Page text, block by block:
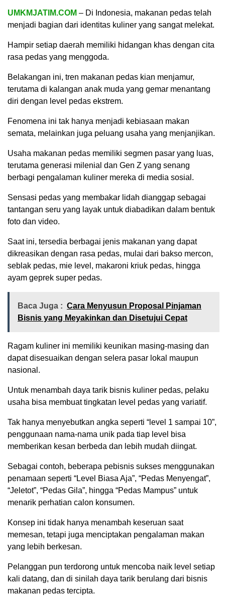
UMKMJATIM.COM – Di Indonesia, makanan pedas telah
menjadi bagian dari identitas kuliner yang sangat melekat.
Hampir setiap daerah memiliki hidangan khas dengan cita
rasa pedas yang menggoda.
Belakangan ini, tren makanan pedas kian menjamur,
terutama di kalangan anak muda yang gemar menantang
diri dengan level pedas ekstrem.
Fenomena ini tak hanya menjadi kebiasaan makan
semata, melainkan juga peluang usaha yang menjanjikan.
Usaha makanan pedas memiliki segmen pasar yang luas,
terutama generasi milenial dan Gen Z yang senang
berbagi pengalaman kuliner mereka di media sosial.
Sensasi pedas yang membakar lidah dianggap sebagai
tantangan seru yang layak untuk diabadikan dalam bentuk
foto dan video.
Saat ini, tersedia berbagai jenis makanan yang dapat
dikreasikan dengan rasa pedas, mulai dari bakso mercon,
seblak pedas, mie level, makaroni kriuk pedas, hingga
ayam geprek super pedas.
Baca Juga : Cara Menyusun Proposal Pinjaman
Bisnis yang Meyakinkan dan Disetujui Cepat
Ragam kuliner ini memiliki keunikan masing-masing dan
dapat disesuaikan dengan selera pasar lokal maupun
nasional.
Untuk menambah daya tarik bisnis kuliner pedas, pelaku
usaha bisa membuat tingkatan level pedas yang variatif.
Tak hanya menyebutkan angka seperti “level 1 sampai 10”,
penggunaan nama-nama unik pada tiap level bisa
memberikan kesan berbeda dan lebih mudah diingat.
Sebagai contoh, beberapa pebisnis sukses menggunakan
penamaan seperti “Level Biasa Aja”, “Pedas Menyengat”,
“Jeletot”, “Pedas Gila”, hingga “Pedas Mampus” untuk
menarik perhatian calon konsumen.
Konsep ini tidak hanya menambah keseruan saat
memesan, tetapi juga menciptakan pengalaman makan
yang lebih berkesan.
Pelanggan pun terdorong untuk mencoba naik level setiap
kali datang, dan di sinilah daya tarik berulang dari bisnis
makanan pedas tercipta.